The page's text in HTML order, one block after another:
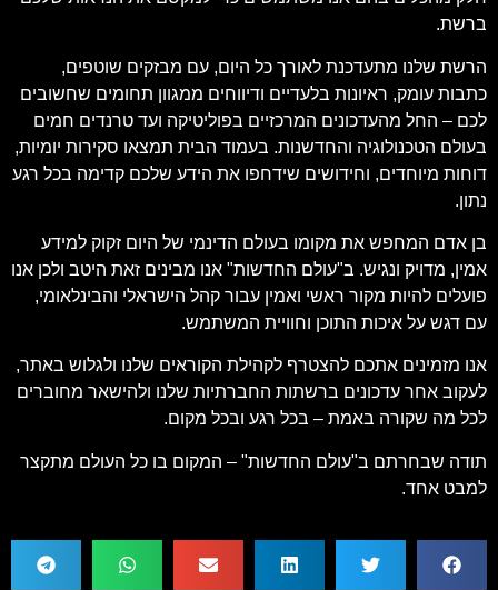
ברשת.
הרשת שלנו מתעדכנת לאורך כל היום, עם מבזקים שוטפים,
כתבות עומק, ראיונות בלעדיים ודיווחים ממגוון תחומים שחשובים
לכם – החל מהעדכונים המרכזיים בפוליטיקה ועד טרנדים חמים
בעולם הטכנולוגיה והחדשנות. בעמוד הבית תמצאו סקירות יומיות,
דוחות מיוחדים, וחידושים שידחפו את הידע שלכם קדימה בכל רגע
נתון.
בן אדם המחפש את מקומו בעולם הדינמי של היום זקוק למידע
אמין, מדויק ונגיש. ב"עולם החדשות" אנו מבינים זאת היטב ולכן אנו
פועלים להיות מקור ראשי ואמין עבור קהל הישראלי והבינלאומי,
עם דגש על איכות התוכן וחוויית המשתמש.
אנו מזמינים אתכם להצטרף לקהילת הקוראים שלנו ולגלוש באתר,
לעקוב אחר עדכונים ברשתות החברתיות שלנו ולהישאר מחוברים
לכל מה שקורה באמת – בכל רגע ובכל מקום.
תודה שבחרתם ב"עולם החדשות" – המקום בו כל העולם מתקצר
למבט אחד.